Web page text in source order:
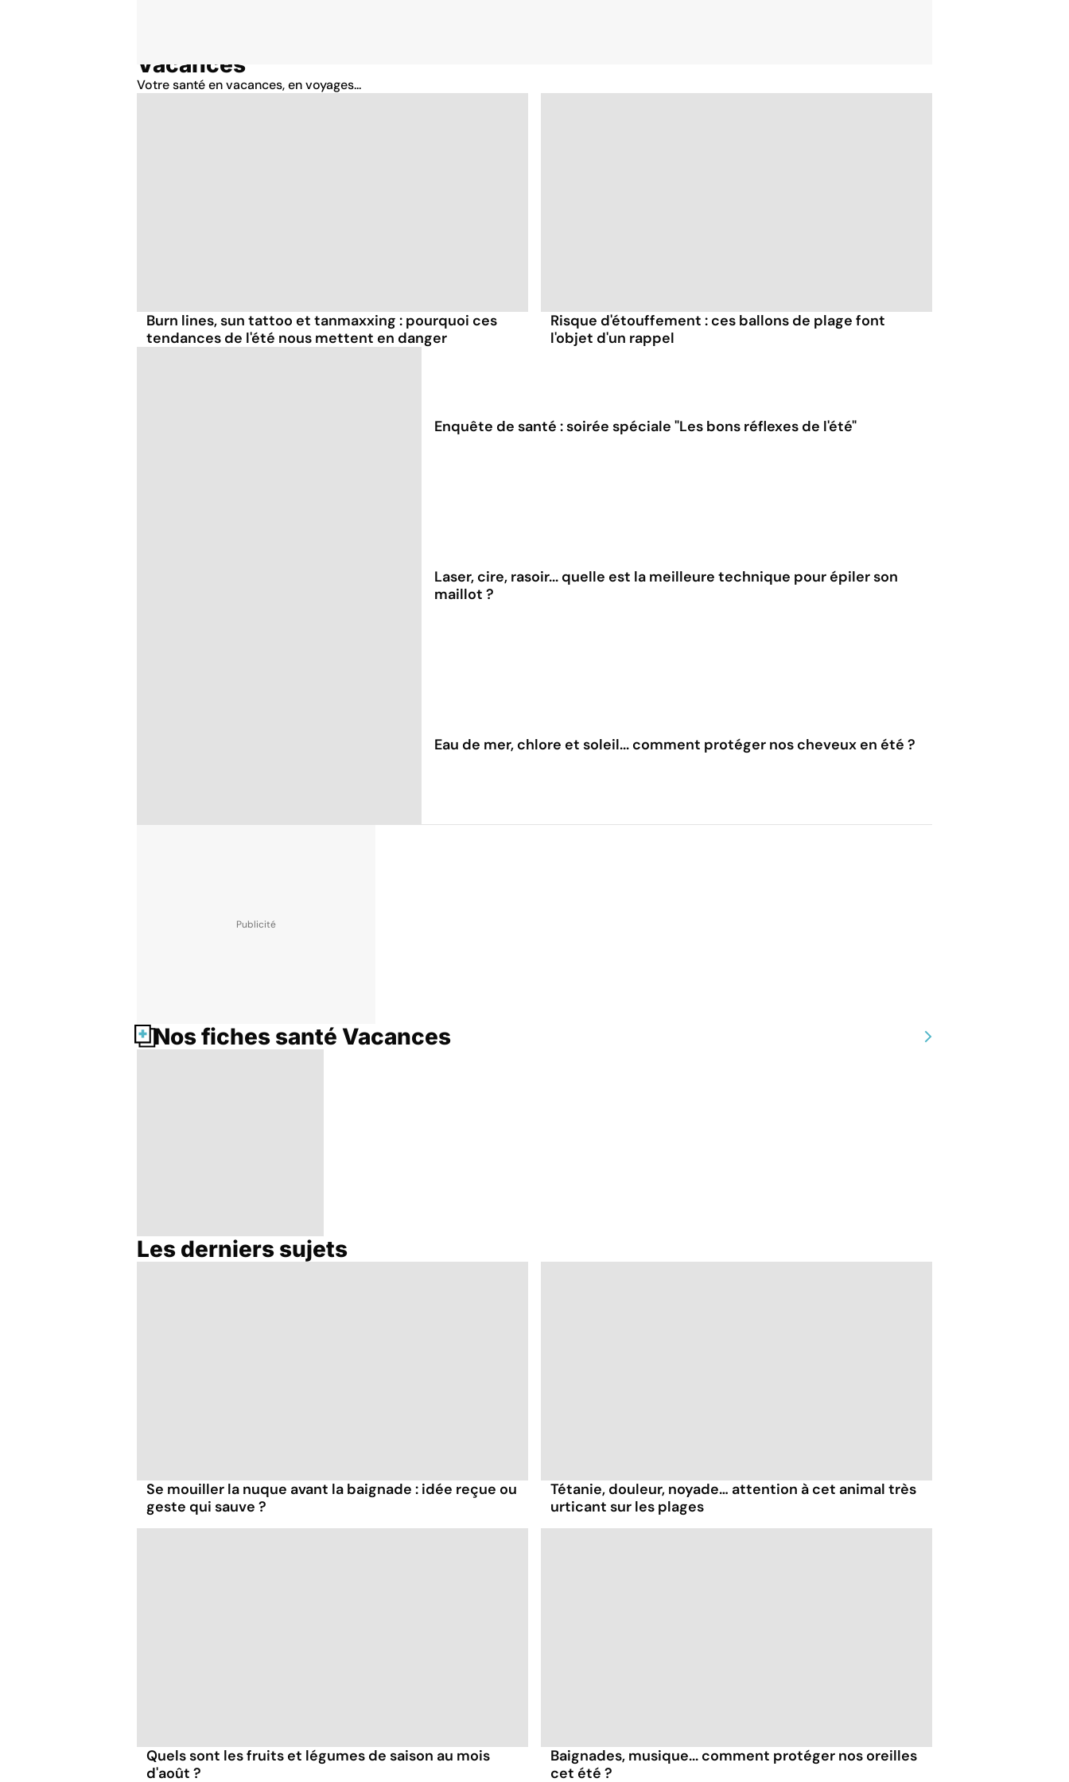
Vacances
Votre santé en vacances, en voyages...
Burn lines, sun tattoo et tanmaxxing : pourquoi ces
tendances de l'été nous mettent en danger
Risque d'étouffement : ces ballons de plage font
l'objet d'un rappel
Enquête de santé : soirée spéciale "Les bons réflexes de l'été"
Laser, cire, rasoir... quelle est la meilleure technique pour épiler son
maillot ?
Eau de mer, chlore et soleil... comment protéger nos cheveux en été ?
Nos fiches santé Vacances
Votre santé en
Les derniers sujets
Se mouiller la nuque avant la baignade : idée reçue ou
geste qui sauve ?
Tétanie, douleur, noyade… attention à cet animal très
urticant sur les plages
Quels sont les fruits et légumes de saison au mois
d'août ?
Baignades, musique... comment protéger nos oreilles
cet été ?